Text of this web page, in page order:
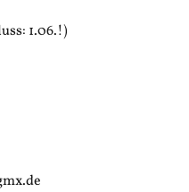
1.06.!)